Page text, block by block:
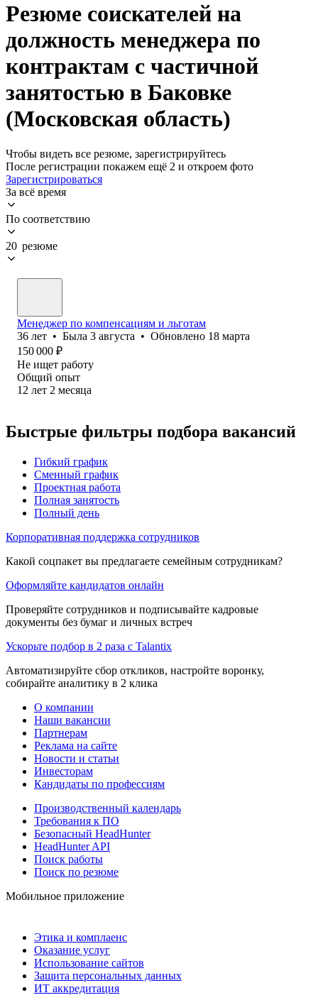
Резюме соискателей на
должность менеджера по
контрактам с частичной
занятостью в Баковке
(Московская область)
Чтобы видеть все резюме, зарегистрируйтесь
После регистрации покажем ещё 2 и откроем фото
Зарегистрироваться
За всё время
По соответствию
20 резюме
Менеджер по компенсациям и льготам
36 лет • Была 3 августа • Обновлено 18 марта
150 000 ₽
Не ищет работу
Общий опыт
12 лет 2 месяца
Быстрые фильтры подбора вакансий
Гибкий график
Сменный график
Проектная работа
Полная занятость
Полный день
Корпоративная поддержка сотрудников
Какой соцпакет вы предлагаете семейным сотрудникам?
Оформляйте кандидатов онлайн
Проверяйте сотрудников и подписывайте кадровые
документы без бумаг и личных встреч
Ускорьте подбор в 2 раза с Talantix
Автоматизируйте сбор откликов, настройте воронку,
собирайте аналитику в 2 клика
О компании
Наши вакансии
Партнерам
Реклама на сайте
Новости и статьи
Инвесторам
Кандидаты по профессиям
Производственный календарь
Требования к ПО
Безопасный HeadHunter
HeadHunter API
Поиск работы
Поиск по резюме
Мобильное приложение
Этика и комплаенс
Оказание услуг
Использование сайтов
Защита персональных данных
ИТ аккредитация